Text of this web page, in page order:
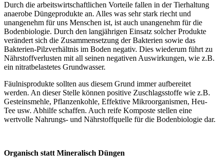
Durch die arbeitswirtschaftlichen Vorteile fallen in der Tierhaltung
anaerobe Düngeprodukte an. Alles was sehr stark riecht und
unangenehm für uns Menschen ist, ist auch unangenehm für die
Bodenbiologie. Durch den langjährigen Einsatz solcher Produkte
verändert sich die Zusammensetzung der Bakterien sowie das
Bakterien-Pilzverhältnis im Boden negativ. Dies wiederum führt zu
Nährstoffverlusten mit all seinen negativen Auswirkungen, wie z.B.
ein nitratbelastetes Grundwasser.
Fäulnisprodukte sollten aus diesem Grund immer aufbereitet
werden. An dieser Stelle können positive Zuschlagsstoffe wie z.B.
Gesteinsmehle, Pflanzenkohle, Effektive Mikroorganismen, Heu-
Tee usw. Abhilfe schaffen. Auch reife Komposte stellen eine
wertvolle Nahrungs- und Nährstoffquelle für die Bodenbiologie dar.
Organisch statt Mineralisch Düngen